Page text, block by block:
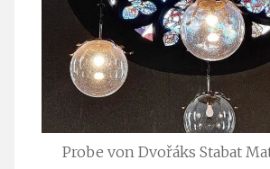
Probe von Dvořáks Stabat